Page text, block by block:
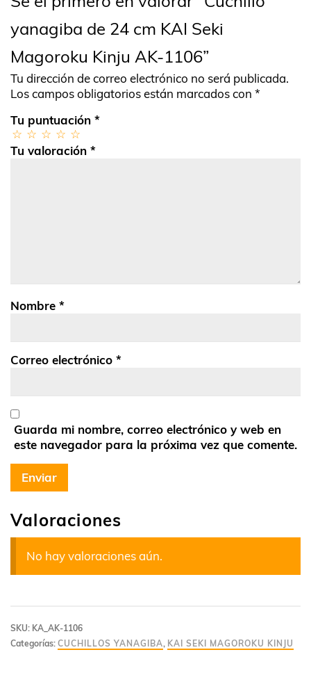
Valoraciones
No hay valoraciones aún.
yanagiba de 24 cm KAI Seki
Magoroku Kinju AK-1106”
Tu dirección de correo electrónico no será publicada.
Los campos obligatorios están marcados con *
Tu puntuación *
Tu valoración *
Nombre *
Correo electrónico *
Guarda mi nombre, correo electrónico y web en
este navegador para la próxima vez que comente.
SKU: KA_AK-1106
Categorías: CUCHILLOS YANAGIBA, KAI SEKI MAGOROKU KINJU